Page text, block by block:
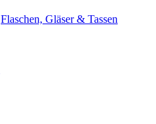
Flaschen, Gläser & Tassen